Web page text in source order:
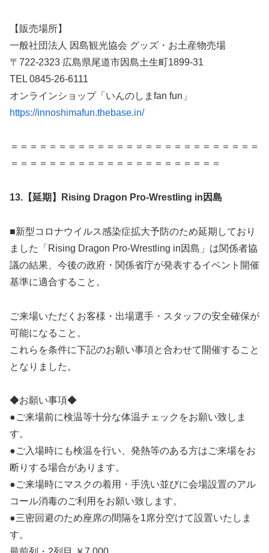
【販売場所】
一般社団法人 因島観光協会 グッズ・お土産物売場
〒722-2323 広島県尾道市因島土生町1899-31
TEL 0845-26-6111
オンラインショップ「いんのしまfan fun」
https://innoshimafun.thebase.in/
＝＝＝＝＝＝＝＝＝＝＝＝＝＝＝＝＝＝＝＝＝＝＝＝＝＝
＝＝＝＝＝＝＝＝＝＝＝＝＝＝＝＝＝＝＝＝＝＝
13. 【延期】Rising Dragon Pro-Wrestling in因島
■新型コロナウイルス感染症拡大予防のため延期しており
ました「Rising Dragon Pro-Wrestling in因島」は関係者協
議の結果、今後の政府・関係省庁が発表するイベント開催
基準に適合すること。
ご来場いただくお客様・出場選手・スタッフの安全確保が
可能になること。
これらを条件に下記のお願い事項と合わせて開催すること
となりました。
◆お願い事項◆
●ご来場前に検温等十分な体温チェックをお願い致しま
す。
●ご入場時にも検温を行い、発熱等のある方はご来場をお
断りする場合があります。
●ご来場時にマスクの着用・手洗い並びに会場設置のアル
コール消毒のご利用をお願い致します。
●三密回避のため座席の間隔を1席分空けて設置いたしま
す。